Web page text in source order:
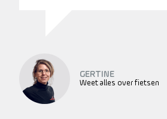
GERTINE
Weet alles over fietsen